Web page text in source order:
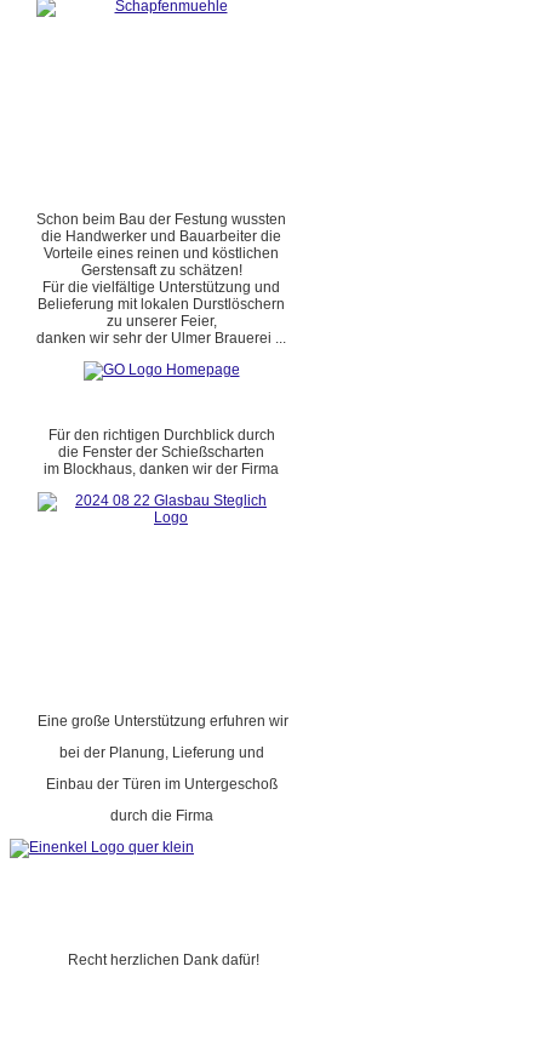
Schon beim Bau der Festung wussten
die Handwerker und Bauarbeiter die
Vorteile eines reinen und köstlichen
Gerstensaft zu schätzen!
Für die vielfältige Unterstützung und
Belieferung mit lokalen Durstlöschern
zu unserer Feier,
danken wir sehr der Ulmer Brauerei ...
Für den richtigen Durchblick durch
die Fenster der Schießscharten
im Blockhaus, danken wir der Firma
Eine große Unterstützung erfuhren wir
bei der Planung, Lieferung und
Einbau der Türen im Untergeschoß
durch die Firma
Recht herzlichen Dank dafür!